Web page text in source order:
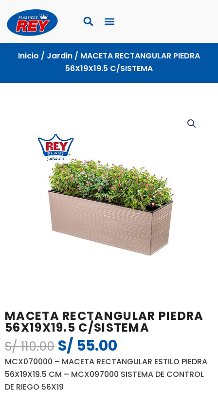
contenido
Inicio / Jardin / MACETA RECTANGULAR PIEDRA
56X19X19.5 C/SISTEMA
MACETA RECTANGULAR PIEDRA
56X19X19.5 C/SISTEMA
S/110.00 El
precio
original
era:
S/ 55.00
precio
actual
MCX070000 – MACETA RECTANGULAR ESTILO PIEDRA
56X19X19.5 CM – MCX097000 SISTEMA DE CONTROL
DE RIEGO 56X19